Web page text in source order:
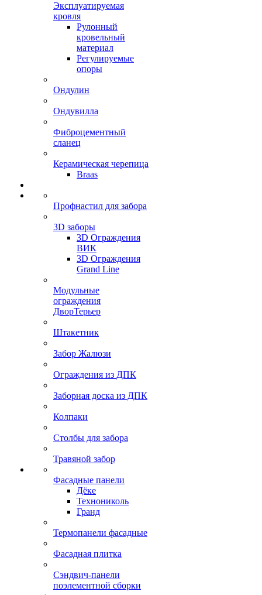
Эксплуатируемая
кровля
Рулонный
кровельный
материал
Регулируемые
опоры
Ондулин
Ондувилла
Фиброцементный
сланец
Керамическая черепица
Braas
Профнастил для забора
3D заборы
3D Ограждения
ВИК
3D Ограждения
Grand Line
Модульные
ограждения
ДворТерьер
Штакетник
Забор Жалюзи
Ограждения из ДПК
Заборная доска из ДПК
Колпаки
Столбы для забора
Травяной забор
Фасадные панели
Дёке
Технониколь
Гранд
Термопанели фасадные
Фасадная плитка
Сэндвич-панели
поэлементной сборки